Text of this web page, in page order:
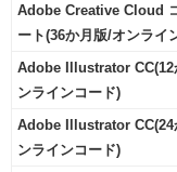
Adobe Creative Cloud
ート(36か月版/オンライ
Adobe Illustrator CC(12
ンラインコード)
Adobe Illustrator CC(24
ンラインコード)